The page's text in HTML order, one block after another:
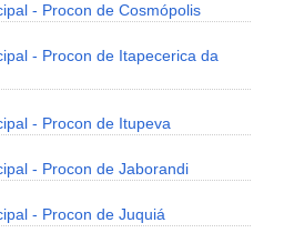
- Procon de Cosmópolis
- Procon de Itapecerica da
- Procon de Itupeva
- Procon de Jaborandi
- Procon de Juquiá